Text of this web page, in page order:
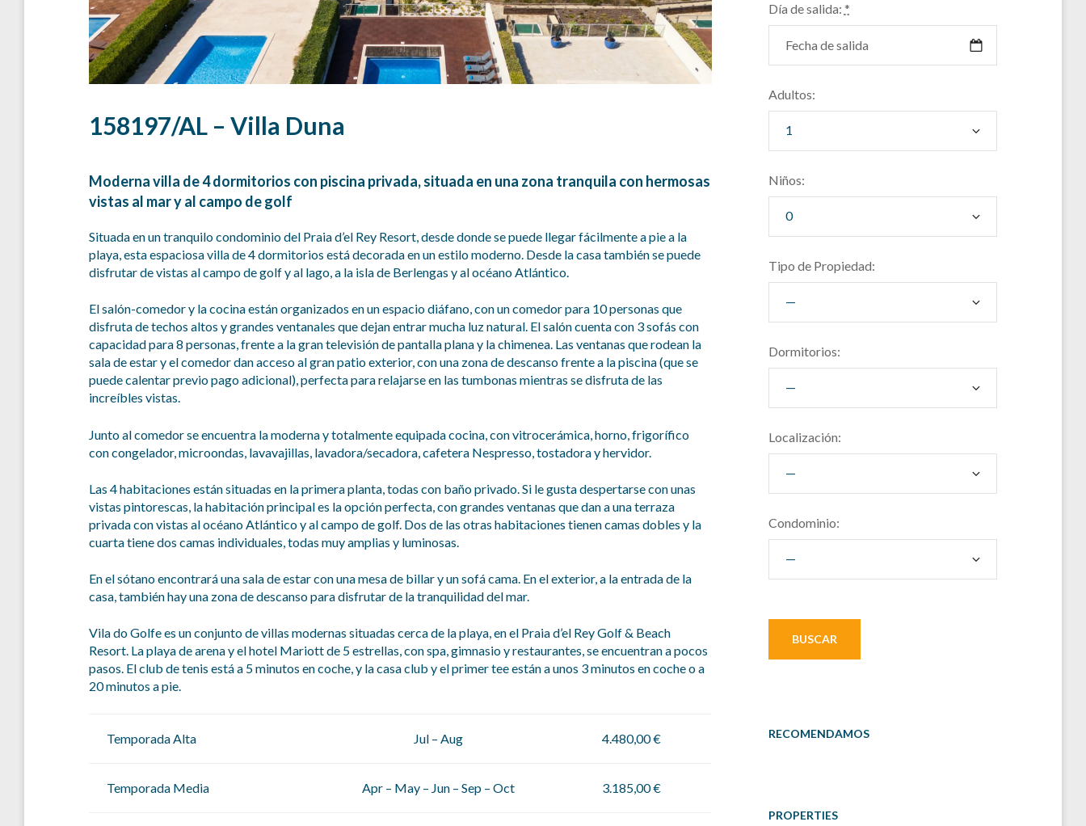
158197/AL – Villa Duna
Moderna villa de 4 dormitorios con piscina privada, situada en una zona tranquila con hermosas
vistas al mar y al campo de golf
Situada en un tranquilo condominio del Praia d’el Rey Resort, desde donde se puede llegar fácilmente a pie a la
playa, esta espaciosa villa de 4 dormitorios está decorada en un estilo moderno. Desde la casa también se puede
disfrutar de vistas al campo de golf y al lago, a la isla de Berlengas y al océano Atlántico.
El salón-comedor y la cocina están organizados en un espacio diáfano, con un comedor para 10 personas que
disfruta de techos altos y grandes ventanales que dejan entrar mucha luz natural. El salón cuenta con 3 sofás con
capacidad para 8 personas, frente a la gran televisión de pantalla plana y la chimenea. Las ventanas que rodean la
sala de estar y el comedor dan acceso al gran patio exterior, con una zona de descanso frente a la piscina (que se
puede calentar previo pago adicional), perfecta para relajarse en las tumbonas mientras se disfruta de las
increíbles vistas.
Junto al comedor se encuentra la moderna y totalmente equipada cocina, con vitrocerámica, horno, frigorífico
con congelador, microondas, lavavajillas, lavadora/secadora, cafetera Nespresso, tostadora y hervidor.
Las 4 habitaciones están situadas en la primera planta, todas con baño privado. Si le gusta despertarse con unas
vistas pintorescas, la habitación principal es la opción perfecta, con grandes ventanas que dan a una terraza
privada con vistas al océano Atlántico y al campo de golf. Dos de las otras habitaciones tienen camas dobles y la
cuarta tiene dos camas individuales, todas muy amplias y luminosas.
En el sótano encontrará una sala de estar con una mesa de billar y un sofá cama. En el exterior, a la entrada de la
casa, también hay una zona de descanso para disfrutar de la tranquilidad del mar.
Vila do Golfe es un conjunto de villas modernas situadas cerca de la playa, en el Praia d’el Rey Golf & Beach
Resort. La playa de arena y el hotel Mariott de 5 estrellas, con spa, gimnasio y restaurantes, se encuentran a pocos
pasos. El club de tenis está a 5 minutos en coche, y la casa club y el primer tee están a unos 3 minutos en coche o a
20 minutos a pie.
Temporada Alta Jul – Aug 4.480,00 €
Temporada Media Apr – May – Jun – Sep – Oct 3.185,00 €
Día de salida: *
Adultos:
Niños:
Tipo de Propiedad:
Dormitorios:
Localización:
Condominio:
RECOMENDAMOS
PROPERTIES